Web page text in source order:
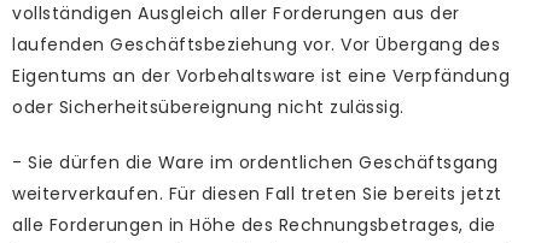
vollständigen Ausgleich aller Forderungen aus der
laufenden Geschäftsbeziehung vor. Vor Übergang des
Eigentums an der Vorbehaltsware ist eine Verpfändung
oder Sicherheitsübereignung nicht zulässig.
- Sie dürfen die Ware im ordentlichen Geschäftsgang
weiterverkaufen. Für diesen Fall treten Sie bereits jetzt
alle Forderungen in Höhe des Rechnungsbetrages, die